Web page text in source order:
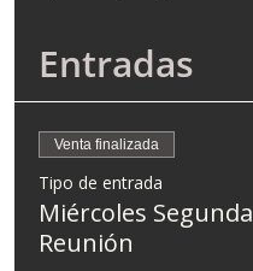
Entradas
Venta finalizada
Tipo de entrada
Miércoles Segunda
Reunión